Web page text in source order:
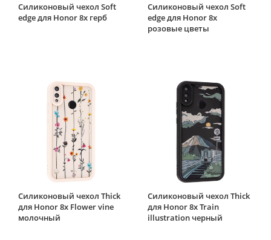
Силиконовый чехол Soft
edge для Honor 8x герб
Силиконовый чехол Soft
edge для Honor 8x
розовые цветы
Силиконовый чехол Thick
для Honor 8x Flower vine
молочный
Силиконовый чехол Thick
для Honor 8x Train
illustration черный